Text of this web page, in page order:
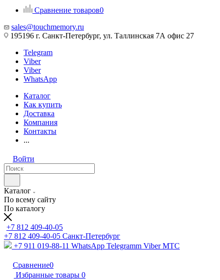
Сравнение товаров0
sales@touchmemory.ru
195196 г. Санкт-Петербург, ул. Таллинская 7А офис 27
Telegram
Viber
Viber
WhatsApp
Каталог
Как купить
Доставка
Компания
Контакты
...
Войти
Каталог
По всему сайту
По каталогу
+7 812 409-40-05
+7 812 409-40-05 Санĸт-Петербург
+7 911 019-88-11 WhatsApp Telegramm Viber МТС
Сравнение0
Избранные товары 0